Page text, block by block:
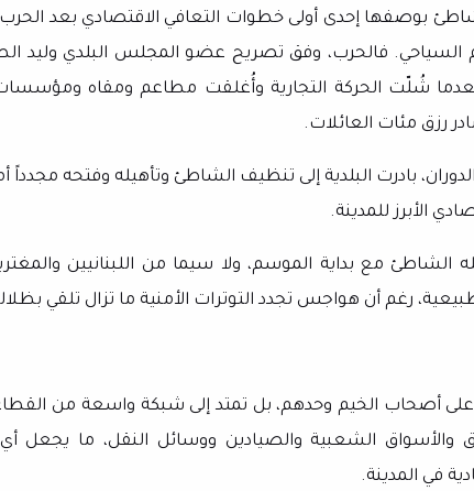
بوصفها إحدى أولى خطوات التعافي الاقتصادي بعد
فالحرب، وفق تصريح عضو المجلس البلدي وليد
شُلّت الحركة التجارية وأُغلقت مطاعم ومقاه
رزق مئات العائلات.
بادرت البلدية إلى تنظيف الشاطئ وتأهيله وفتحه مجدداً
الأبرز للمدينة.
الشاطئ مع بداية الموسم، ولا سيما من اللبنانيين
رغم أن هواجس تجدد التوترات الأمنية ما تزال تلقي
أصحاب الخيم وحدهم، بل تمتد إلى شبكة واسعة من
والأسواق الشعبية والصيادين ووسائل النقل، ما يجعل
في المدينة.